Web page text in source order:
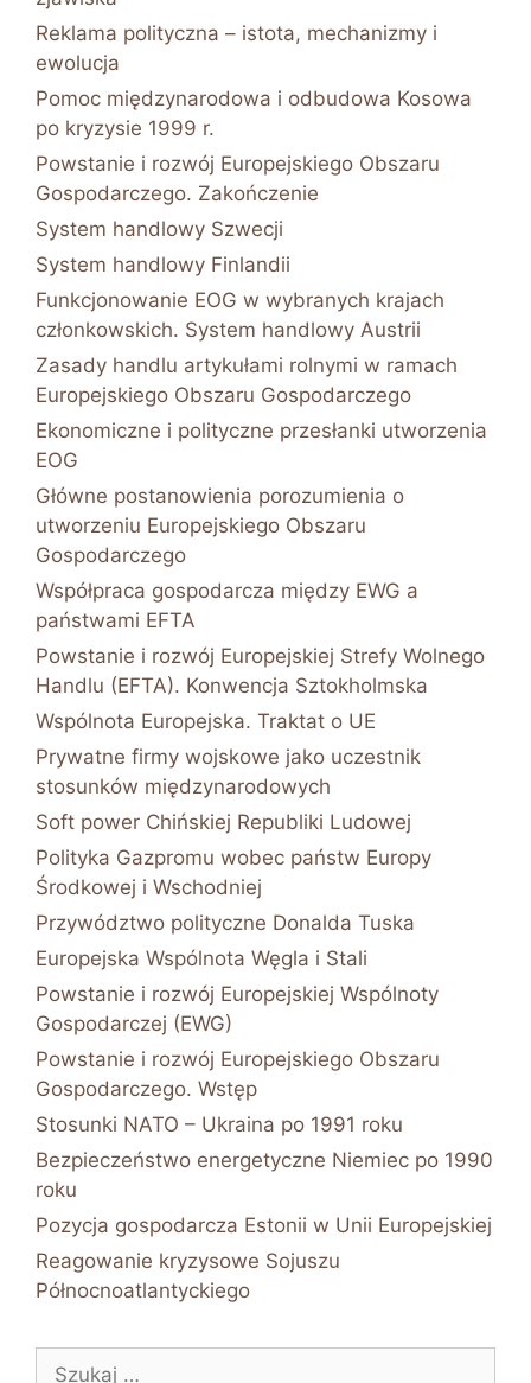
Reklama polityczna – istota, mechanizmy i
ewolucja
Pomoc międzynarodowa i odbudowa Kosowa
po kryzysie 1999 r.
Powstanie i rozwój Europejskiego Obszaru
Gospodarczego. Zakończenie
System handlowy Szwecji
System handlowy Finlandii
Funkcjonowanie EOG w wybranych krajach
członkowskich. System handlowy Austrii
Zasady handlu artykułami rolnymi w ramach
Europejskiego Obszaru Gospodarczego
Ekonomiczne i polityczne przesłanki utworzenia
EOG
Główne postanowienia porozumienia o
utworzeniu Europejskiego Obszaru
Gospodarczego
Współpraca gospodarcza między EWG a
państwami EFTA
Powstanie i rozwój Europejskiej Strefy Wolnego
Handlu (EFTA). Konwencja Sztokholmska
Wspólnota Europejska. Traktat o UE
Prywatne firmy wojskowe jako uczestnik
stosunków międzynarodowych
Soft power Chińskiej Republiki Ludowej
Polityka Gazpromu wobec państw Europy
Środkowej i Wschodniej
Przywództwo polityczne Donalda Tuska
Europejska Wspólnota Węgla i Stali
Powstanie i rozwój Europejskiej Wspólnoty
Gospodarczej (EWG)
Powstanie i rozwój Europejskiego Obszaru
Gospodarczego. Wstęp
Stosunki NATO – Ukraina po 1991 roku
Bezpieczeństwo energetyczne Niemiec po 1990
roku
Pozycja gospodarcza Estonii w Unii Europejskiej
Reagowanie kryzysowe Sojuszu
Północnoatlantyckiego
Szukaj: